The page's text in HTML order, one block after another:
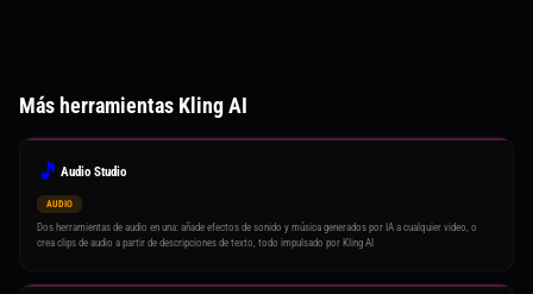
Más herramientas Kling AI
🎵 Audio Studio
AUDIO
Dos herramientas de audio en una: añade efectos de sonido y música generados por IA a cualquier video, o
crea clips de audio a partir de descripciones de texto, todo impulsado por Kling AI